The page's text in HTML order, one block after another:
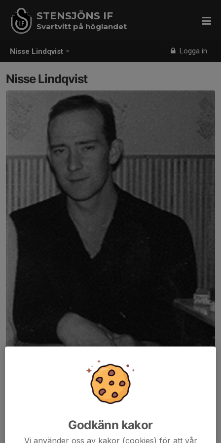
Nisse Lindqvist Logga in
STENSJÖNS IF
Svartvitt på höglandet
Nisse Lindqvist
Nils Lindqvist har liksom sina äldre bröder varit medlem i
Stensjöns IF sedan tidig ungdom.Nisse är nog den medlem som
Till skillnad mot bröderna Ingemar och Sven har Nisse inte
Godkänn kakor
Vi använder oss av kakor (cookies) för att vår